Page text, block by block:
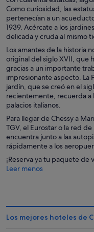
Como curiosidad, las
pertenecían a un
1939. Acércate a los
delicada y cruda al mismo
Los amantes de la historia
original del siglo XVII, que
gracias a un importante
impresionante aspecto.
jardín, que se creó en el
recientemente, recuerda a
palacios italianos.
Para llegar de Chessy a
TGV, el Eurostar o la red
encuentra junto a las
rápidamente a los
¡Reserva ya tu paquete de
Leer menos
Los mejores hoteles de